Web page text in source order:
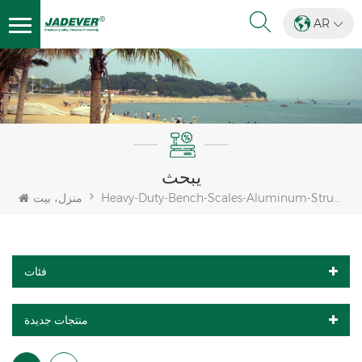
AR
يبحث
منزل، بيت Heavy-Duty-Bench-Scales-Aluminum-Structure
فئات
منتجات جديدة